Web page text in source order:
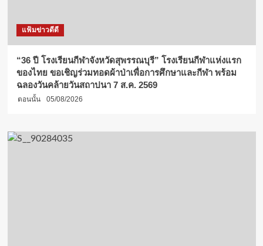
แฟ้มข่าวดีดี
“36 ปี โรงเรียนกีฬาจังหวัดสุพรรณบุรี” โรงเรียนกีฬาแห่งแรก
ของไทย ขอเชิญร่วมทอดผ้าป่าเพื่อการศึกษาและกีฬา พร้อม
ฉลองวันคล้ายวันสถาปนา 7 ส.ค. 2569
ตอนนั้น 05/08/2026